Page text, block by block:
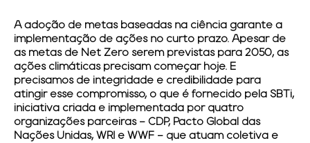
A adoção de metas baseadas na ciência garante a
implementação de ações no curto prazo. Apesar de
as metas de Net Zero serem previstas para 2050, as
ações climáticas precisam começar hoje. E
precisamos de integridade e credibilidade para
atingir esse compromisso, o que é fornecido pela SBTi,
iniciativa criada e implementada por quatro
organizações parceiras – CDP, Pacto Global das
Nações Unidas, WRI e WWF – que atuam coletiva e